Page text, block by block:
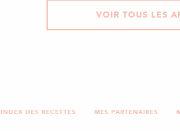
VOIR TOUS LES
INDEX DES RECETTES MES PARTENAIRES